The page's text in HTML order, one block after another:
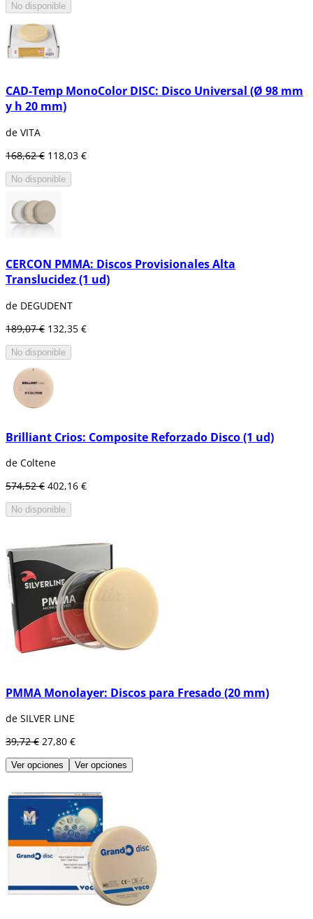
No disponible
CAD-Temp MonoColor DISC: Disco Universal (Ø 98 mm
y h 20 mm)
de VITA
168,62 € 118,03 €
No disponible
CERCON PMMA: Discos Provisionales Alta
Translucidez (1 ud)
de DEGUDENT
189,07 € 132,35 €
No disponible
Brilliant Crios: Composite Reforzado Disco (1 ud)
de Coltene
574,52 € 402,16 €
No disponible
PMMA Monolayer: Discos para Fresado (20 mm)
de SILVER LINE
39,72 € 27,80 €
Ver opciones Ver opciones